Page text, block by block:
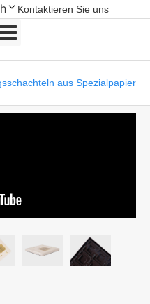
Kontaktieren Sie uns
aus Spezialpapier